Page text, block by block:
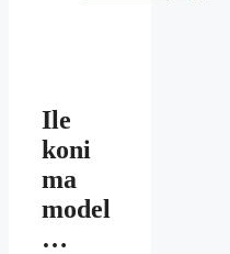
Ile
koni
ma
model
…